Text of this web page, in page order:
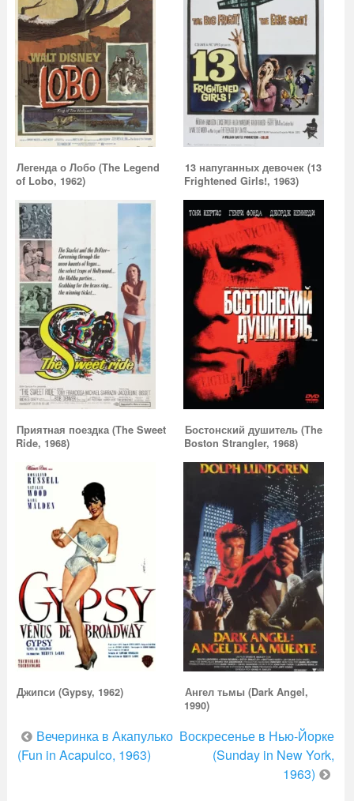
Легенда о Лобо (The Legend
of Lobo, 1962)
13 напуганных девочек (13
Frightened Girls!, 1963)
Приятная поездка (The Sweet
Ride, 1968)
Бостонский душитель (The
Boston Strangler, 1968)
Джипси (Gypsy, 1962)
Ангел тьмы (Dark Angel,
1990)
Навигация
по
Вечеринка в Акапулько
(Fun in Acapulco, 1963)
Воскресенье в Нью-Йорке
(Sunday in New York,
1963)